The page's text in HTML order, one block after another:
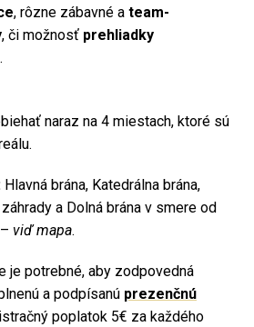
, rôzne zábavné a team-
, či možnosť prehliadky
.
naraz na 4 miestach, ktoré sú
Hlavná brána, Katedrálna brána,
a Dolná brána v smere od
viď mapa.
je potrebné, aby zodpovedná
a podpísanú prezenčnú
poplatok 5€ za každého